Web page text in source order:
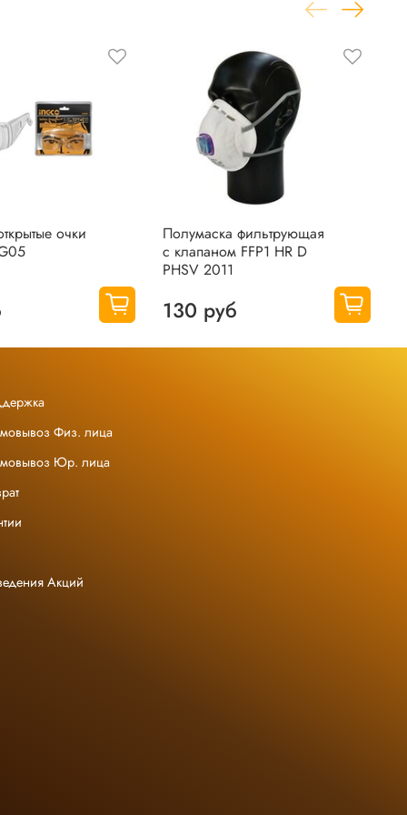
очки
Полумаска фильтрующая
с клапаном FFP1 HR D
PHSV 2011
130 руб
Физ. лица
Юр. лица
Акций